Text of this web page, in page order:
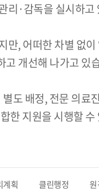
리·감독을 실시하고
, 어떠한 차별 없
고 개선해 나가고 있
도 배정, 전문 의
한 지원을 시행할
계획 클린행정